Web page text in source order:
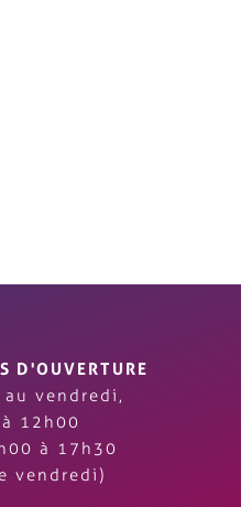
D'OUVERTURE
vendredi,
12h00
à 17h30
vendredi)